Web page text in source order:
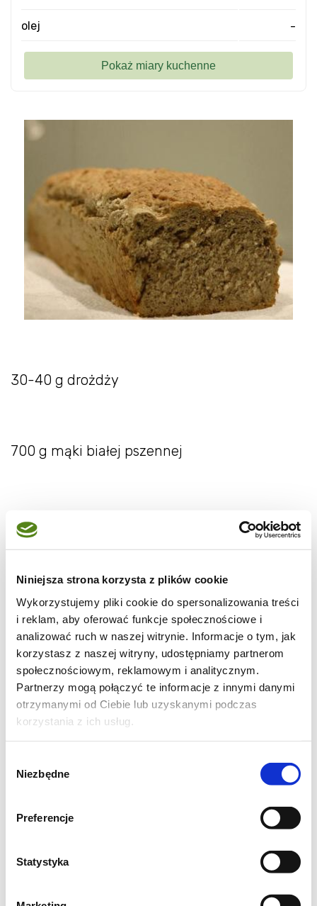
Niniejsza strona korzysta z plików cookie
Wykorzystujemy pliki cookie do spersonalizowania treści
i reklam, aby oferować funkcje społecznościowe i
analizować ruch w naszej witrynie. Informacje o tym, jak
korzystasz z naszej witryny, udostępniamy partnerom
społecznościowym, reklamowym i analitycznym.
Partnerzy mogą połączyć te informacje z innymi danymi
otrzymanymi od Ciebie lub uzyskanymi podczas
korzystania z ich usług.
zgody
Niezbędne
Preferencje
Statystyka
30-40 g drożdży
700 g mąki białej pszennej
200 g maki razowej żytniej
łyżka soli
olej -